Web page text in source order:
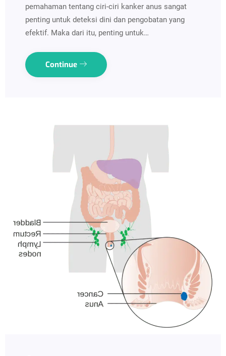
pemahaman tentang ciri-ciri kanker anus sangat
penting untuk deteksi dini dan pengobatan yang
efektif. Maka dari itu, penting untuk…
Continue